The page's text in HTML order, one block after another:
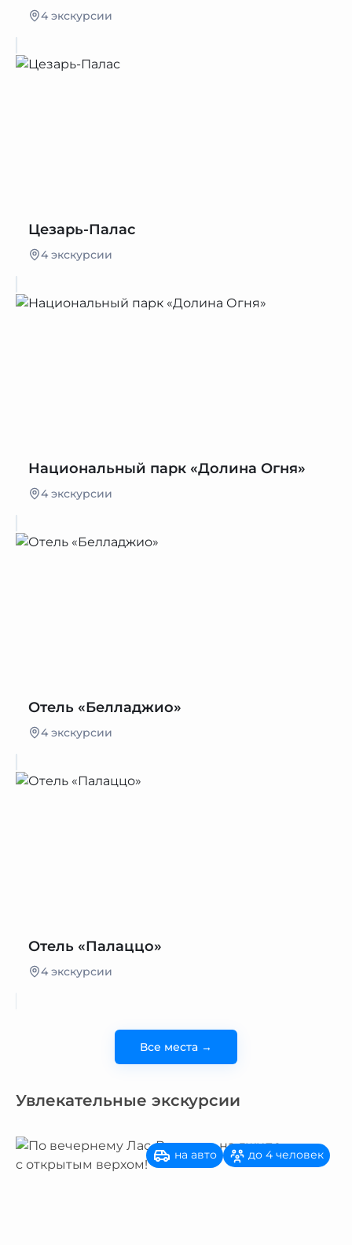
4 экскурсии
Цезарь-Палас
4 экскурсии
Национальный парк «Долина Огня»
4 экскурсии
Отель «Белладжио»
4 экскурсии
Отель «Палаццо»
4 экскурсии
Все места →
Увлекательные экскурсии
на авто до 4 человек